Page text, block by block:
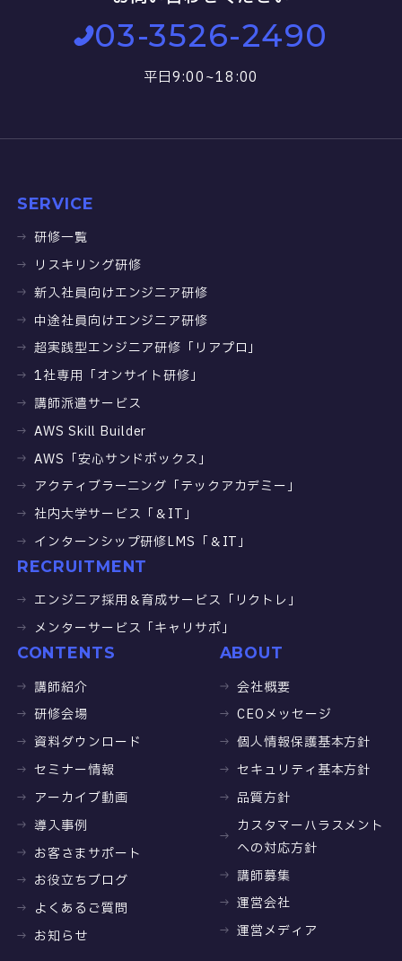
03-3526-2490
平日9:00~18:00
SERVICE
研修一覧
リスキリング研修
新入社員向けエンジニア研修
中途社員向けエンジニア研修
超実践型エンジニア研修「リアプロ」
1社専用「オンサイト研修」
講師派遣サービス
AWS Skill Builder
AWS「安心サンドボックス」
アクティブラーニング「テックアカデミー」
社内大学サービス「＆IT」
インターンシップ研修LMS「＆IT」
RECRUITMENT
エンジニア採用＆育成サービス「リクトレ」
メンターサービス「キャリサポ」
CONTENTS
講師紹介
研修会場
資料ダウンロード
セミナー情報
アーカイブ動画
導入事例
お客さまサポート
お役立ちブログ
よくあるご質問
お知らせ
ABOUT
会社概要
CEOメッセージ
個人情報保護基本方針
セキュリティ基本方針
品質方針
カスタマーハラスメント
への対応方針
講師募集
運営会社
運営メディア